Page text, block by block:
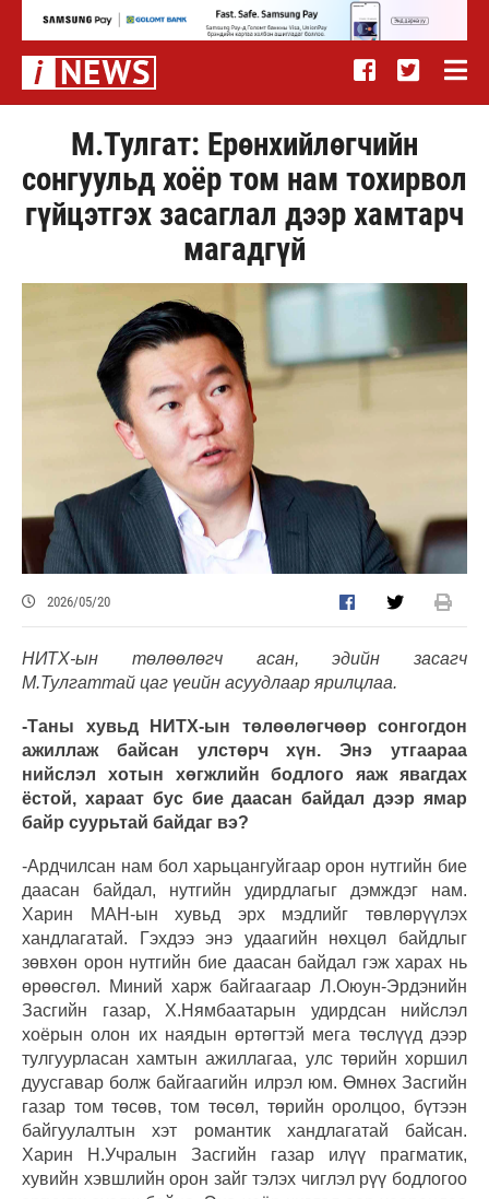
М.Тулгат: Ерөнхийлөгчийн
сонгуульд хоёр том нам тохирвол
гүйцэтгэх засаглал дээр хамтарч
магадгүй
2026/05/20
НИТХ-ын төлөөлөгч асан, эдийн засагч
М.Тулгаттай цаг үеийн асуудлаар ярилцлаа.
-Таны хувьд НИТХ-ын төлөөлөгчөөр сонгогдон
ажиллаж байсан улстөрч хүн. Энэ утгаараа
нийслэл хотын хөгжлийн бодлого яаж явагдах
ёстой, хараат бус бие даасан байдал дээр ямар
байр суурьтай байдаг вэ?
-Ардчилсан нам бол харьцангуйгаар орон нутгийн бие
даасан байдал, нутгийн удирдлагыг дэмждэг нам.
Харин МАН-ын хувьд эрх мэдлийг төвлөрүүлэх
хандлагатай. Гэхдээ энэ удаагийн нөхцөл байдлыг
зөвхөн орон нутгийн бие даасан байдал гэж харах нь
өрөөсгөл. Миний харж байгаагаар Л.Оюун-Эрдэнийн
Засгийн газар, Х.Нямбаатарын удирдсан нийслэл
хоёрын олон их наядын өртөгтэй мега төслүүд дээр
тулгуурласан хамтын ажиллагаа, улс төрийн хоршил
дуусгавар болж байгаагийн илрэл юм. Өмнөх Засгийн
газар том төсөв, том төсөл, төрийн оролцоо, бүтээн
байгуулалтын хэт романтик хандлагатай байсан.
Харин Н.Учралын Засгийн газар илүү прагматик,
хувийн хэвшлийн орон зайг тэлэх чиглэл рүү бодлогоо